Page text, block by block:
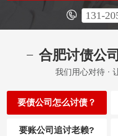
131-
合肥讨债公
我们用心对待 ·
要债公司怎么讨债？
要账公司追讨老赖?